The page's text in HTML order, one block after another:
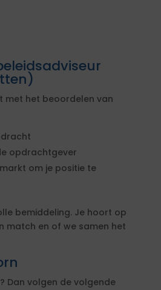
met het beoordelen van
opdrachtgever
om je positie te
bemiddeling. Je hoort op
match en of we samen het
Dan volgen de volgende